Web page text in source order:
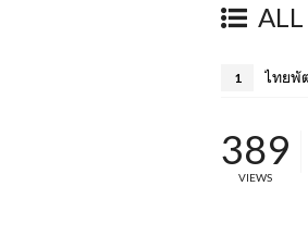
ALL
1 ไทยพั
389
VIEWS